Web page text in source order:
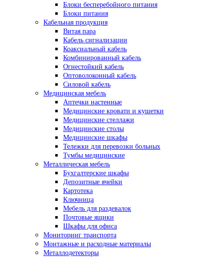
Блоки бесперебойного питания
Блоки питания
Кабельная продукция
Витая пара
Кабель сигнализации
Коаксиальный кабель
Комбинированный кабель
Огнестойкий кабель
Оптоволоконный кабель
Силовой кабель
Медицинская мебель
Аптечки настенные
Медицинские кровати и кушетки
Медицинские стеллажи
Медицинские столы
Медицинские шкафы
Тележки для перевозки больных
Тумбы медицинские
Металлическая мебель
Бухгалтерские шкафы
Депозитные ячейки
Картотека
Ключница
Мебель для раздевалок
Почтовые ящики
Шкафы для офиса
Мониторинг транспорта
Монтажные и расходные материалы
Металлодетекторы